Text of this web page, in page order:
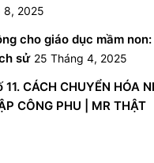
8, 2025
cho giáo dục mầm
sử 25 Tháng 4, 2025
CÁCH CHUYỂN HÓA
CÔNG PHU | MR THẬT